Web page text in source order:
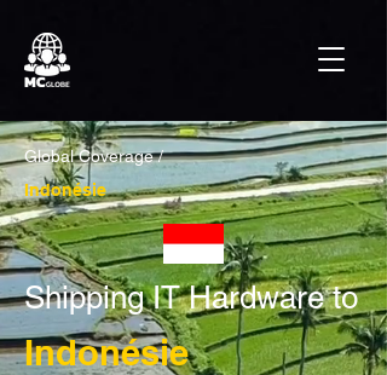
Global Coverage /
Indonésie
Shipping IT Hardware to
Indonésie